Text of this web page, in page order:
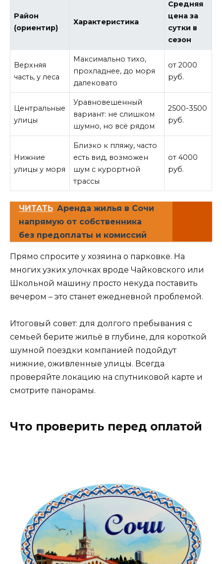
Район
(ориентир)
Характеристика
Средняя
цена за
сутки в
сезон
Верхняя
часть, у леса
Максимально тихо,
прохладнее, до моря
далековато
от 2000
руб.
Центральные
улицы
Уравновешенный
вариант: не слишком
шумно, но всё рядом
2500-3500
руб.
Нижние
улицы у моря
Близко к пляжу, часто
есть вид, возможен
шум с курортной
трассы
от 4000
руб.
ЧИТАТЬ Аренда жилья в Сочи
напрямую от собственника
без предоплаты и комиссий
Прямо спросите у хозяина о парковке. На
многих узких улочках вроде Чайковского или
Школьной машину просто некуда поставить
вечером – это станет ежедневной проблемой.
Итоговый совет: для долгого пребывания с
семьей берите жильё в глубине, для короткой
шумной поездки компанией подойдут
нижние, оживленные улицы. Всегда
проверяйте локацию на спутниковой карте и
смотрите панорамы.
Что проверить перед оплатой